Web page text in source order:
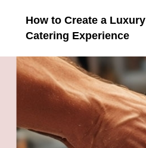
How to Create a Luxury
Catering Experience